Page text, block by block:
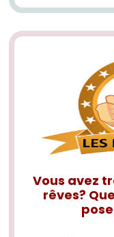
Vous avez
rêves?